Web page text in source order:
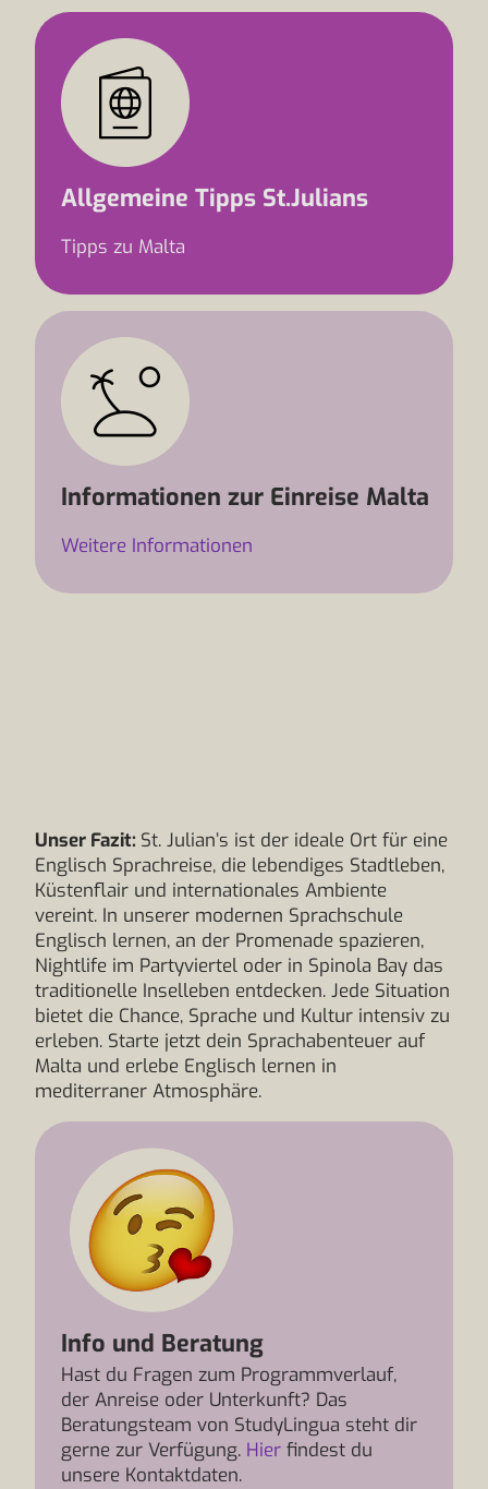
Allgemeine Tipps St.Julians
Tipps zu Malta
Informationen zur Einreise Malta
Weitere Informationen
Unser Fazit: St. Julian’s ist der ideale Ort für eine
Englisch Sprachreise, die lebendiges Stadtleben,
Küstenflair und internationales Ambiente
vereint. In unserer modernen Sprachschule
Englisch lernen, an der Promenade spazieren,
Nightlife im Partyviertel oder in Spinola Bay das
traditionelle Inselleben entdecken. Jede Situation
bietet die Chance, Sprache und Kultur intensiv zu
erleben. Starte jetzt dein Sprachabenteuer auf
Malta und erlebe Englisch lernen in
mediterraner Atmosphäre.
Info und Beratung
Hast du Fragen zum Programmverlauf,
der Anreise oder Unterkunft? Das
Beratungsteam von StudyLingua steht dir
gerne zur Verfügung. Hier findest du
unsere Kontaktdaten.